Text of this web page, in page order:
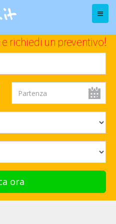
Menu
e richiedi un preventivo!
ora